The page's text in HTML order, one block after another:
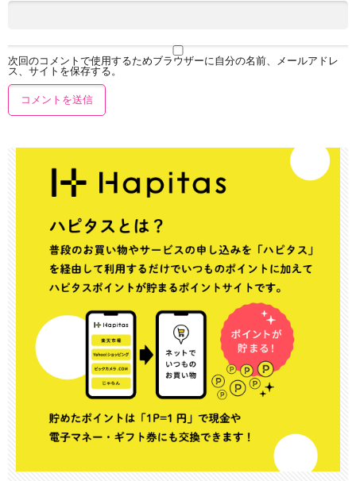
次回のコメントで使用するためブラウザーに自分の名前、メールアドレ
ス、サイトを保存する。